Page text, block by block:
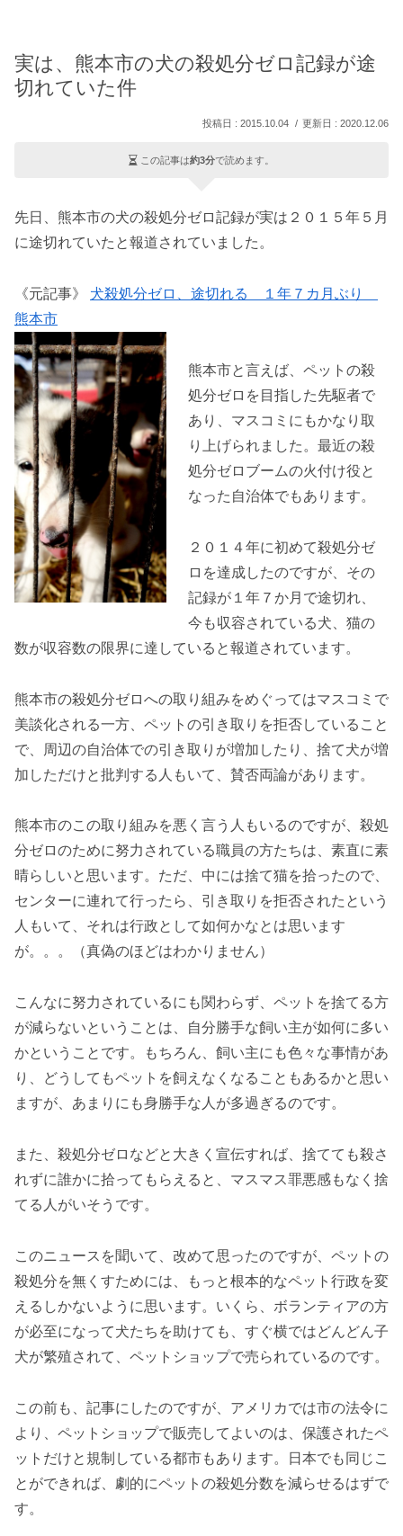
実は、熊本市の犬の殺処分ゼロ記録が途
切れていた件
2015.10.04 2020.12.06
この記事は約3分で読めます。
先日、熊本市の犬の殺処分ゼロ記録が実は２０１５年５月
に途切れていたと報道されていました。
《元記事》 犬殺処分ゼロ、途切れる １年７カ月ぶり
熊本市
熊本市と言えば、ペットの殺
処分ゼロを目指した先駆者で
あり、マスコミにもかなり取
り上げられました。最近の殺
処分ゼロブームの火付け役と
なった自治体でもあります。
２０１４年に初めて殺処分ゼ
ロを達成したのですが、その
記録が１年７か月で途切れ、
今も収容されている犬、猫の
数が収容数の限界に達していると報道されています。
熊本市の殺処分ゼロへの取り組みをめぐってはマスコミで
美談化される一方、ペットの引き取りを拒否していること
で、周辺の自治体での引き取りが増加したり、捨て犬が増
加しただけと批判する人もいて、賛否両論があります。
熊本市のこの取り組みを悪く言う人もいるのですが、殺処
分ゼロのために努力されている職員の方たちは、素直に素
晴らしいと思います。ただ、中には捨て猫を拾ったので、
センターに連れて行ったら、引き取りを拒否されたという
人もいて、それは行政として如何かなとは思います
が。。。（真偽のほどはわかりません）
こんなに努力されているにも関わらず、ペットを捨てる方
が減らないということは、自分勝手な飼い主が如何に多い
かということです。もちろん、飼い主にも色々な事情があ
り、どうしてもペットを飼えなくなることもあるかと思い
ますが、あまりにも身勝手な人が多過ぎるのです。
また、殺処分ゼロなどと大きく宣伝すれば、捨てても殺さ
れずに誰かに拾ってもらえると、マスマス罪悪感もなく捨
てる人がいそうです。
このニュースを聞いて、改めて思ったのですが、ペットの
殺処分を無くすためには、もっと根本的なペット行政を変
えるしかないように思います。いくら、ボランティアの方
が必至になって犬たちを助けても、すぐ横ではどんどん子
犬が繁殖されて、ペットショップで売られているのです。
この前も、記事にしたのですが、アメリカでは市の法令に
より、ペットショップで販売してよいのは、保護されたペ
ットだけと規制している都市もあります。日本でも同じこ
とができれば、劇的にペットの殺処分数を減らせるはずで
す。